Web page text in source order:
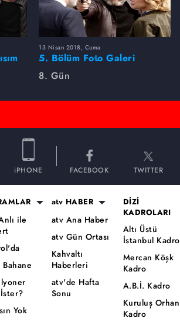
13 Nisan 2018, Cuma
5. Bölüm Foto Galeri
8. Gün
iPHONE FACEBOOK TWITTER
ile
Yok
atv HABER
atv Ana Haber
atv Gün Ortası
Kahvaltı
Haberleri
atv'de Hafta
Sonu
DİZİ
KADROLARI
Altı Üstü
İstanbul Kadro
Mercan Köşk
Kadro
A.B.İ. Kadro
Kuruluş Orhan
Kadro